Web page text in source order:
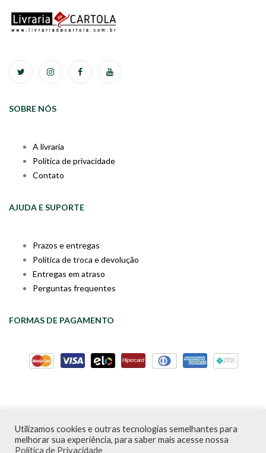
SOBRE NÓS
A livraria
Política de privacidade
Contato
AJUDA E SUPORTE
Prazos e entregas
Política de troca e devolução
Entregas em atraso
Perguntas frequentes
FORMAS DE PAGAMENTO
Livraria da Cartola © Desde 2020 | CNPJ: 31.298.135/0001-09 |
Desenvolvido porPDA Digital
Utilizamos cookies e outras tecnologias semelhantes para
melhorar sua experiência, para saber mais acesse nossa
Política de Privacidade